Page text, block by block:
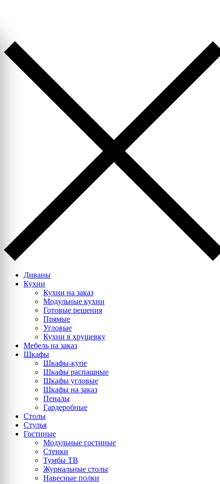
Диваны
Кухни
Кухни на заказ
Модульные кухни
Готовые решения
Прямые
Угловые
Кухни в хрущевку
Мебель на заказ
Шкафы
Шкафы-купе
Шкафы распашные
Шкафы угловые
Шкафы на заказ
Пеналы
Гардеробные
Столы
Стулья
Гостиные
Модульные гостиные
Стенки
Тумбы ТВ
Журнальные столы
Навесные полки